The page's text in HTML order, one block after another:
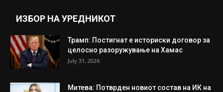
ИЗБОР НА УРЕДНИКОТ
Трамп: Постигнат е историски договор за
целосно разоружување на Хамас
July 31, 2026
Митева: Потврден новиот состав на ИК на